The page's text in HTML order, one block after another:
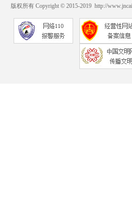
版权所有 Copyright © 2015-2019 http://